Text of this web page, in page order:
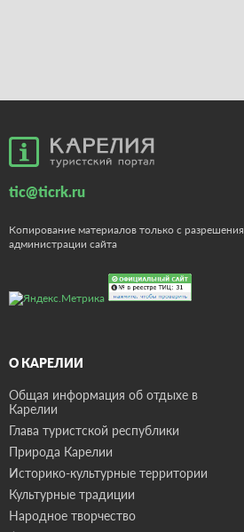
tic@ticrk.ru
Копирование материалов только с разрешения
администрации сайта
О КАРЕЛИИ
Общая информация об отдыхе в
Карелии
Глава туристской республики
Природа Карелии
Историко-культурные территории
Культурные традиции
Народное творчество